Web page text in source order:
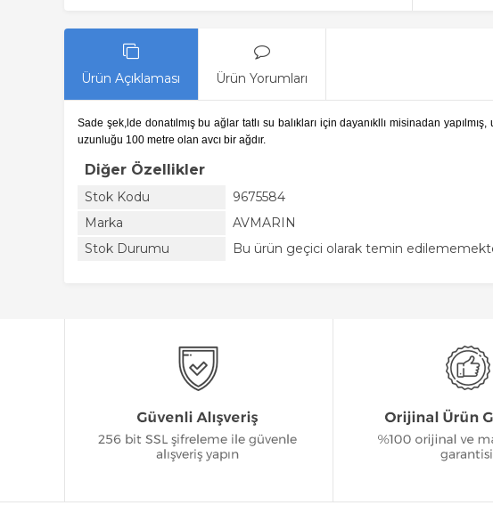
Ürün Açıklaması Ürün Yorumları
Sade şek,lde donatılmış bu ağlar tatlı su balıkları için dayanıkllı misinadan
uzunluğu 100 metre olan avcı bir ağdır.
Diğer Özellikler
Stok Kodu
9675584
Marka
AVMARIN
Stok Durumu
Bu ürün geçici olarak temin